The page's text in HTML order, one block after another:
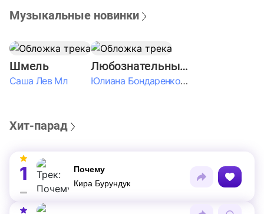
Музыкальные новинки
Шмель
Саша Лев Мл
Любознательные Дети
Юлиана Бондаренко & Амелия Колпакова & Егор Егоров & Валерия Шевченко & Ксюша Косичкина
Хит-парад
1
Почему
Кира Бурундук